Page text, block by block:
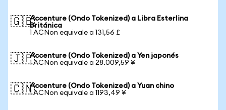
🇬🇧Accenture (Ondo Tokenized) a Libra Esterlina
Británica
1 ACNon equivale a 131,56 £
🇯🇵Accenture (Ondo Tokenized) a Yen japonés
1 ACNon equivale a 28.009,59 ¥
🇨🇳Accenture (Ondo Tokenized) a Yuan chino
1 ACNon equivale a 1193,49 ¥